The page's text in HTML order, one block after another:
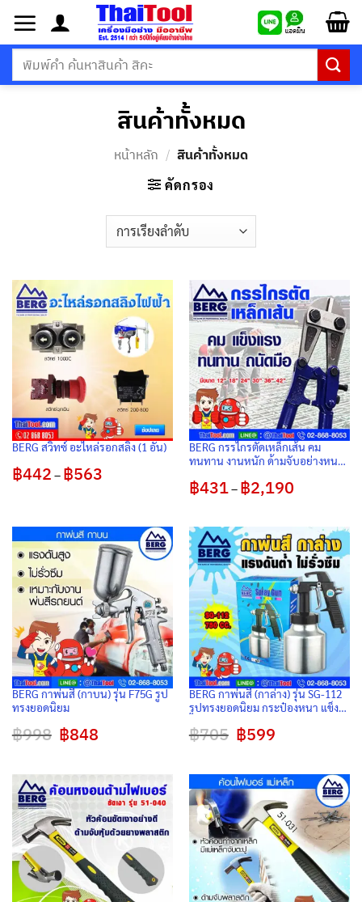
ยัง
เนื้อหา
ค้นหา:
สินค้าทั้งหมด
หน้าหลัก / สินค้าทั้งหมด
คัดกรอง
BERG สวิทซ์ อะไหล่รอกสลิง (1 อัน)
฿442 – ฿563Price
range:
BERG กรรไกรตัดเหล็กเส้น คม
ทนทาน งานหนัก ด้ามจับอย่างหนา
฿431– ฿2,190Price
range:
฿2,190
BERG กาพ่นสี (กาบน) รุ่น F75G รูป
ทรงยอดนิยม
฿998 Original
price
฿848Current
price
BERG กาพ่นสี (กาล่าง) รุ่น SG-112
รูปทรงยอดนิยม กระป๋องหนา แข็ง
฿705 Original
price
฿599Current
price